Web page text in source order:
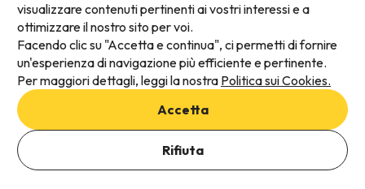
Aggiungi date per verificare la disponibilità
Seleziona Date di prenotazione
Metodi di pagamento disponibili
Termini e condizioni generali
Protezione dei dati
Informativa sui cookie
visualizzare contenuti pertinenti ai vostri interessi e a
ottimizzare il nostro sito per voi.
Facendo clic su "Accetta e continua", ci permetti di fornire
un'esperienza di navigazione più efficiente e pertinente.
Per maggiori dettagli, leggi la nostra Politica sui Cookies.
Accetta
Rifiuta